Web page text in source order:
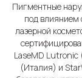
Пигментные
под влиянием
лазерной
LaseMD
(Италия) и